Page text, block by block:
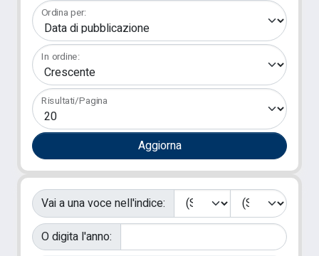
Ordina per:
In ordine:
Risultati/Pagina
Vai a una voce nell'indice:
O digita l'anno: